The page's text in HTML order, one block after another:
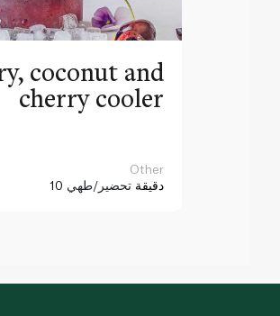
coconut and
cherry cooler
Other
10 دقيقة تحضير/طهي